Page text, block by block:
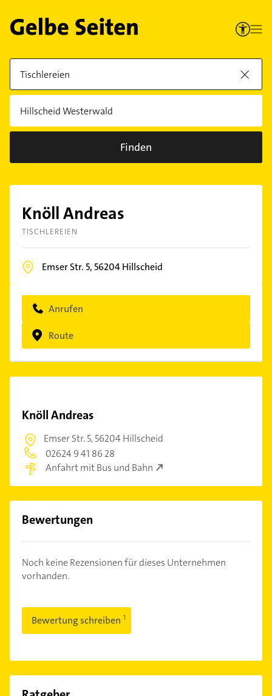
Finden
Knöll Andreas
TISCHLEREIEN
Emser Str. 5, 56204Hillscheid
Anrufen
Route
Knöll Andreas
Emser Str. 5,56204 Hillscheid
02624 9 41 86 28
Anfahrt mit Bus und Bahn
Bewertungen
Noch keine Rezensionen für dieses Unternehmen
vorhanden.
Bewertung schreiben